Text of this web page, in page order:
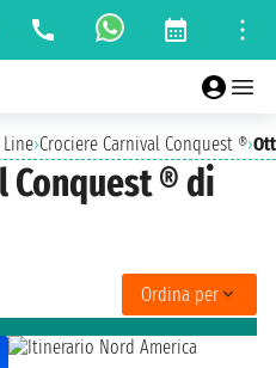
›Crociere Carnival Conquest ®›
Conquest ® di
Ordina per